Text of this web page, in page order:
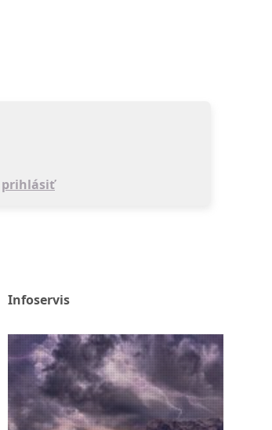
prihlásiť
Infoservis